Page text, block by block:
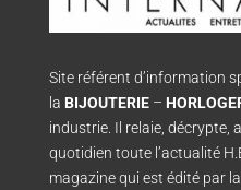
Site référent d’information
la BIJOUTERIE–
industrie. Il relaie, décrypte,
quotidien toute l’actualité
magazine qui est édité par